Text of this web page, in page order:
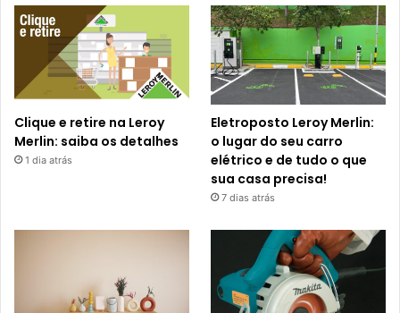
Clique e retire na Leroy
Merlin: saiba os detalhes
1 dia atrás
Eletroposto Leroy Merlin:
o lugar do seu carro
elétrico e de tudo o que
sua casa precisa!
7 dias atrás